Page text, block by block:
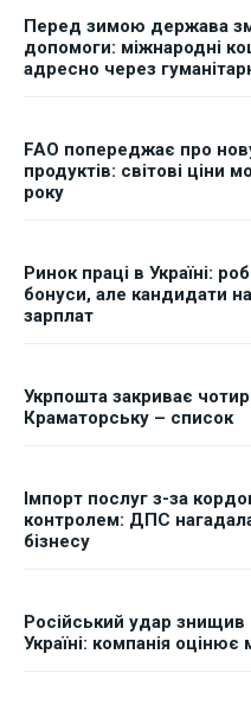
Перед зимою держава
допомоги: міжнародні
адресно через
FAO попереджає про
продуктів: світові ціни
року
Ринок праці в Україні:
бонуси, але кандидати
зарплат
Укрпошта закриває
Краматорську – список
Імпорт послуг з-за
контролем: ДПС
бізнесу
Російський удар знищив
Україні: компанія